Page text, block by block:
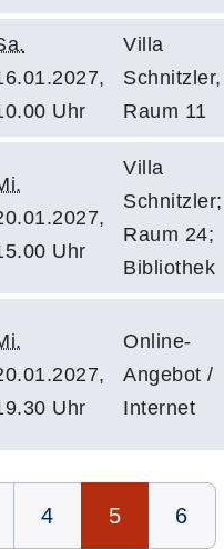
Uhr
Villa
Schnitzler,
Raum 11
Uhr
Villa
Schnitzler;
Raum 24;
Bibliothek
Uhr
Online-
Angebot /
Internet
4 5 6